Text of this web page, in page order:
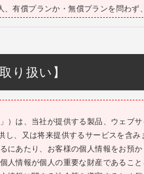
有償プランか・無償プランを問わず
断されたとき
同意を得たうえでLステップを利用し
締結し、複数のアカウントを取得す
の条件に基づいてLステップの利用権
り扱い】
）は、当社が提供する製品、ウェブ
、又は将来提供するサービスを含み
にあたり、お客様の個人情報をお預か
人情報が個人の重要な財産であるこ